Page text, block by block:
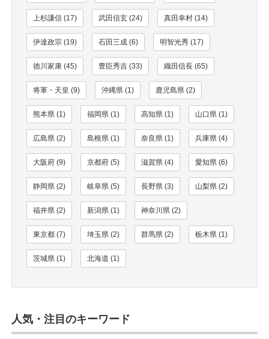
上杉謙信 (17) 武田信玄 (24) 真田幸村 (14)
伊達政宗 (19) 石田三成 (6) 明智光秀 (17)
徳川家康 (45) 豊臣秀吉 (33) 織田信長 (65)
将軍・天皇 (9) 沖縄県 (1) 鹿児島県 (2)
熊本県 (1) 福岡県 (1) 高知県 (1) 山口県 (1)
広島県 (2) 島根県 (1) 奈良県 (1) 兵庫県 (4)
大阪府 (9) 京都府 (5) 滋賀県 (4) 愛知県 (6)
静岡県 (2) 岐阜県 (5) 長野県 (3) 山梨県 (2)
福井県 (2) 新潟県 (1) 神奈川県 (2)
東京都 (7) 埼玉県 (2) 群馬県 (2) 栃木県 (1)
茨城県 (1) 北海道 (1)
人気・注目のキーワード